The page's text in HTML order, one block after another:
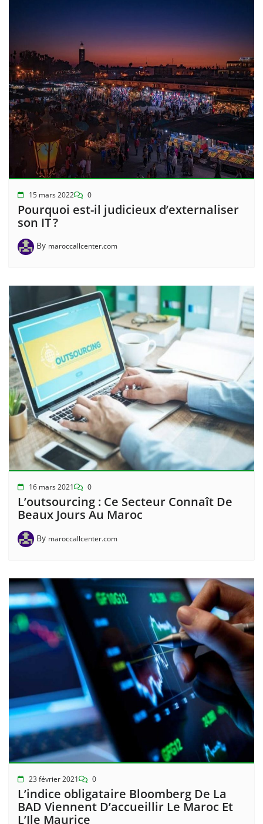
15 mars 2022 0
Pourquoi est-il judicieux d’externaliser
son IT ?
By maroccallcenter.com
16 mars 2021 0
L’outsourcing : Ce Secteur Connaît De
Beaux Jours Au Maroc
By maroccallcenter.com
23 février 2021 0
L’indice obligataire Bloomberg De La
BAD Viennent D’accueillir Le Maroc Et
L’Ile Maurice